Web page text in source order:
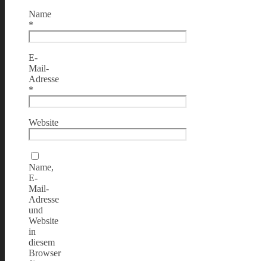
Name
*
E-
Mail-
Adresse
*
Website
Name,
E-
Mail-
Adresse
und
Website
in
diesem
Browser